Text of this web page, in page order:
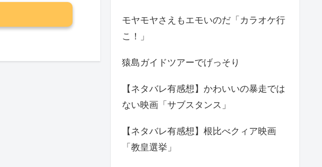
モヤモヤさえもエモいのだ「カラオケ行
こ！」
猿島ガイドツアーでげっそり
【ネタバレ有感想】かわいいの暴走では
ない映画「サブスタンス」
【ネタバレ有感想】根比べクィア映画
「教皇選挙」